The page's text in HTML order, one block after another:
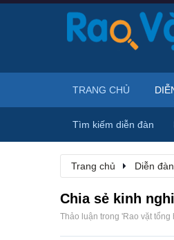
Trang chủ Diễn đàn
Chia sẻ kinh
Thảo luận trong 'Rao vặt tổng
TRANG CHỦ
Tìm kiếm diễn đàn